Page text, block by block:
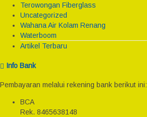
Terowongan Fiberglass
Uncategorized
Wahana Air Kolam Renang
Waterboom
Artikel Terbaru
Info Bank
Pembayaran melalui rekening bank berikut ini:
BCA
Rek. 8465638148